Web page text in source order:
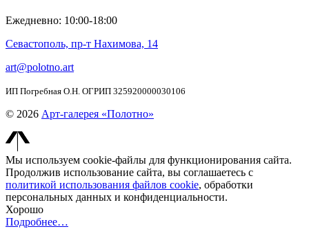
Ежедневно: 10:00-18:00
Севастополь, пр-т Нахимова, 14
art@polotno.art
ИП Погребная О.Н. ОГРИП 325920000030106
© 2026 Арт-галерея «Полотно»
Мы используем cookie-файлы для функционирования сайта.
Продолжив использование сайта, вы соглашаетесь с
политикой использования файлов cookie, обработки
персональных данных и конфиденциальности.
Хорошо
Подробнее…